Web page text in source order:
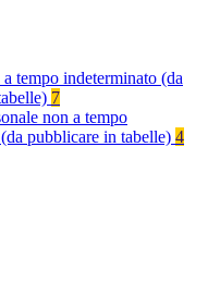
tempo indeterminato (da
7
non a tempo
pubblicare in tabelle) 4